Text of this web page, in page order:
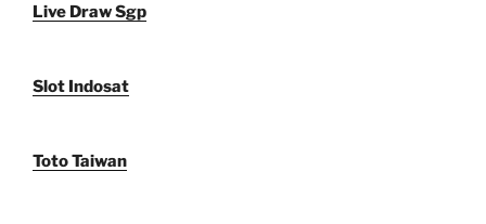
Live Draw Sgp
Slot Indosat
Toto Taiwan